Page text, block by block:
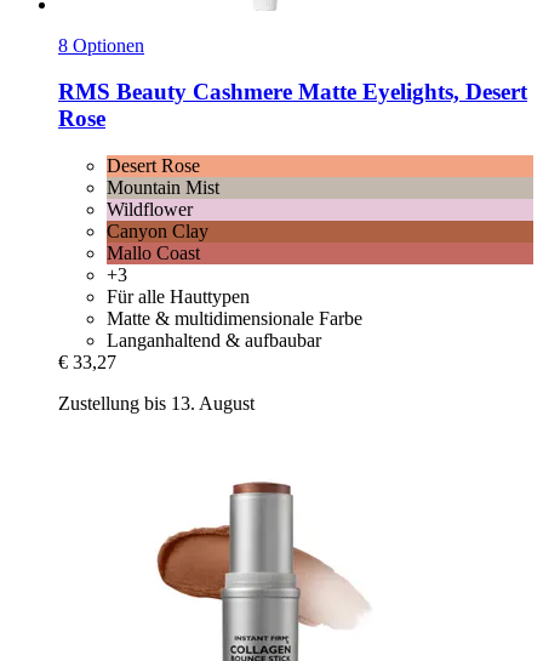
8 Optionen
RMS Beauty Cashmere Matte Eyelights, Desert
Rose
Desert Rose
Mountain Mist
Wildflower
Canyon Clay
Mallo Coast
+3
Für alle Hauttypen
Matte & multidimensionale Farbe
Langanhaltend & aufbaubar
€ 33,27
Zustellung bis 13. August